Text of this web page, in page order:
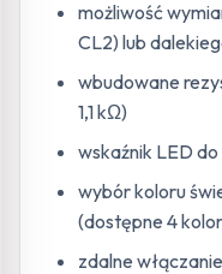
możliwość
CL2) lub
wbudowane
1,1 kΩ)
wskaźnik LED
wybór koloru
(dostępne 4
zdalne